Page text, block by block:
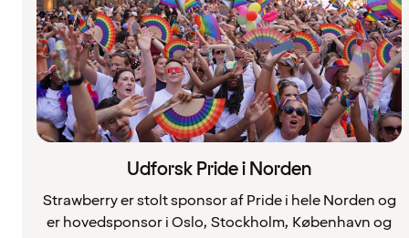
Udforsk Pride i Norden
Strawberry er stolt sponsor af Pride i hele Norden og
er hovedsponsor i Oslo, Stockholm, København og